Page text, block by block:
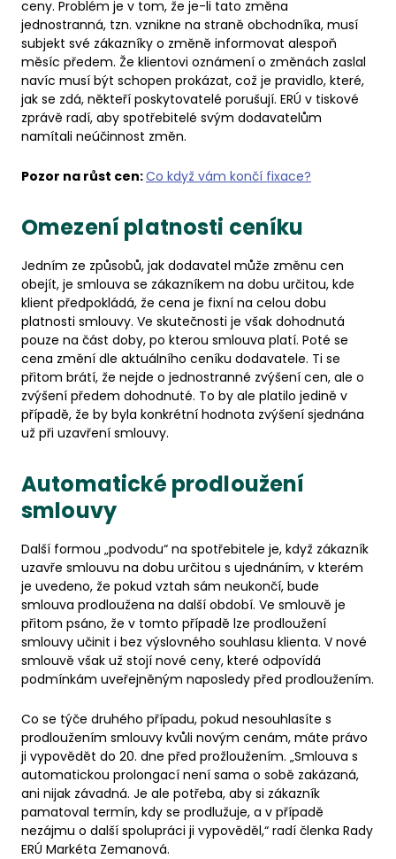
ceny. Problém je v tom, že je-li tato změna
jednostranná, tzn. vznikne na straně obchodníka, musí
subjekt své zákazníky o změně informovat alespoň
měsíc předem. Že klientovi oznámení o změnách zaslal
navíc musí být schopen prokázat, což je pravidlo, které,
jak se zdá, někteří poskytovatelé porušují. ERÚ v tiskové
zprávě radí, aby spotřebitelé svým dodavatelům
namítali neúčinnost změn.
Pozor na růst cen:Co když vám končí fixace?
Omezení platnosti ceníku
Jedním ze způsobů, jak dodavatel může změnu cen
obejít, je smlouva se zákazníkem na dobu určitou, kde
klient předpokládá, že cena je fixní na celou dobu
platnosti smlouvy. Ve skutečnosti je však dohodnutá
pouze na část doby, po kterou smlouva platí. Poté se
cena změní dle aktuálního ceníku dodavatele. Ti se
přitom brátí, že nejde o jednostranné zvýšení cen, ale o
zvýšení předem dohodnuté. To by ale platilo jedině v
případě, že by byla konkrétní hodnota zvýšení sjednána
už při uzavření smlouvy.
Automatické prodloužení
smlouvy
Další formou „podvodu“ na spotřebitele je, když zákazník
uzavře smlouvu na dobu určitou s ujednáním, v kterém
je uvedeno, že pokud vztah sám neukončí, bude
smlouva prodloužena na další období. Ve smlouvě je
přitom psáno, že v tomto případě lze prodloužení
smlouvy učinit i bez výslovného souhlasu klienta. V nové
smlouvě však už stojí nové ceny, které odpovídá
podmínkám uveřejněným naposledy před prodloužením.
Co se týče druhého případu, pokud nesouhlasíte s
prodloužením smlouvy kvůli novým cenám, máte právo
ji vypovědět do 20. dne před prožloužením. „Smlouva s
automatickou prolongací není sama o sobě zakázaná,
ani nijak závadná. Je ale potřeba, aby si zákazník
pamatoval termín, kdy se prodlužuje, a v případě
nezájmu o další spolupráci ji vypověděl,“ radí členka Rady
ERÚ Markéta Zemanová.